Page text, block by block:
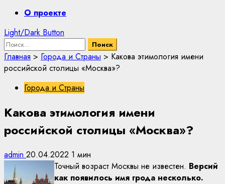
PrimaryО проекте
Light/Dark Button
Найти:
Главная > Города и Страны > Какова этимология имени
российской столицы «Москва»?
Города и Страны
Какова этимология имени
российской столицы «Москва»?
admin 20.04.2022 1 мин
Точный возраст Москвы не известен. Версий
как появилось имя грода несколько.